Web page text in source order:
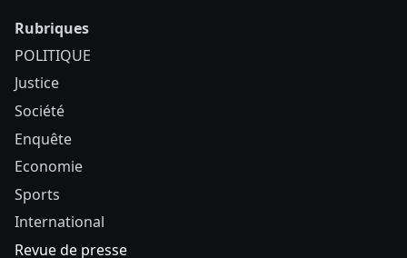
Rubriques
POLITIQUE
Justice
Société
Enquête
Economie
Sports
International
Revue de presse